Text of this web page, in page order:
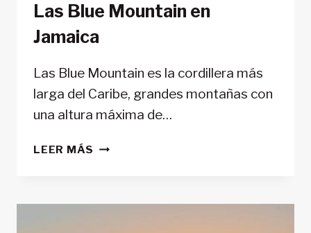
Las Blue Mountain en
Jamaica
Las Blue Mountain es la cordillera más
larga del Caribe, grandes montañas con
una altura máxima de…
LEER MÁS LAS